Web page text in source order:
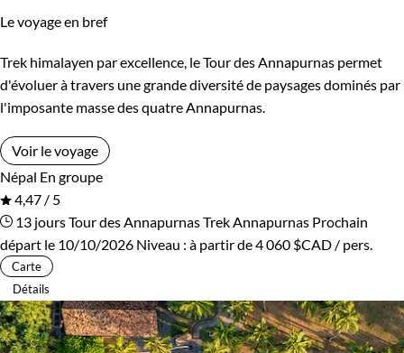
Kirghizistan
Macédoine
Malaisie
Maroc Martinique
Mauritanie Mexique
Mongolie Monténégro
Itinérance
Itinérant Semi-itinérant
Environnement
Désert Forêts, collines, rivières et lacs
Haute Montagne Montagne
Neige Patrimoine et Nature
Le voyage en bref
Trek himalayen par excellence, le Tour des Annapurnas permet
d'évoluer à travers une grande diversité de paysages dominés par
l'imposante masse des quatre Annapurnas.
Voir le voyage
Népal En groupe
4,47 / 5
13 joursTour des AnnapurnasTrek Annapurnas Prochain
départ le 10/10/2026 Niveau : à partir de4 060 $CAD / pers.
Carte
Détails